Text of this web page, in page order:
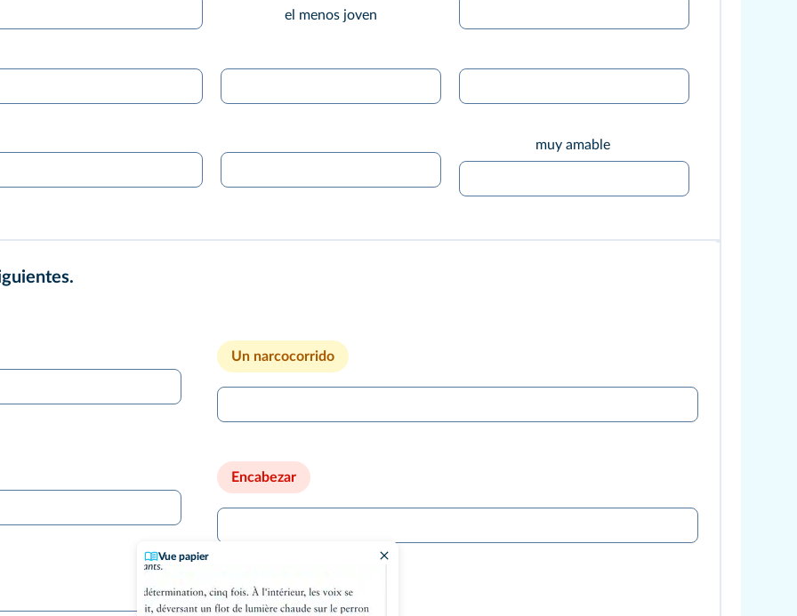
Vue papier
el menos joven
muy amable
Un narcocorrido
Encabezar
Espantar